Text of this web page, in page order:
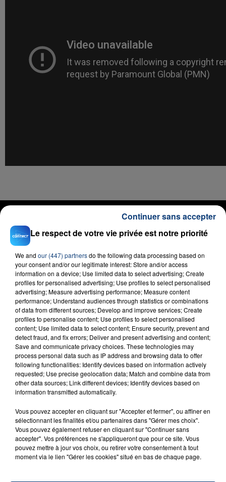
Self Aware
TEMPER CITY
RADIO CONTACT
FIL D'ACTU
23 juillet 2026
INCENDIE MORTEL À LENS : UNE FEMME ET
SON BÉBÉ ENTRE LA VIE ET LA...
Un homme s'est immolé par le feu après avoir
Le respect de votre vie privée est notre priorité
We and our (447) partnersdo the following data processing based on
your consent and/or our legitimate interest: Store and/or access
information on a device; Use limited data to select advertising; Create
profiles for personalised advertising; Use profiles to select personalised
advertising; Measure advertising performance; Measure content
performance; Understand audiences through statistics or combinations
of data from different sources; Develop and improve services; Create
profiles to personalise content; Use profiles to select personalised
content; Use limited data to select content; Ensure security, prevent and
detect fraud, and fix errors; Deliver and present advertising and content;
Save and communicate privacy choices. These technologies may
process personal data such as IP address and browsing data to offer
following functionalities: Identify devices based on information actively
requested; Use precise geolocation data; Match and combine data from
other data sources; Link different devices; Identify devices based on
information transmitted automatically.
Vous pouvez accepter en cliquant sur "Accepter et fermer", ou affiner en
sélectionnant les finalités et/ou partenaires dans "Gérer mes choix".
Vous pouvez également refuser en cliquant sur "Continuer sans
accepter". Vos préférences ne s'appliqueront que pour ce site. Vous
pouvez mettre à jour vos choix, ou retirer votre consentement à tout
moment via le lien "Gérer les cookies" situé en bas de chaque page.
Continuer sans accepter